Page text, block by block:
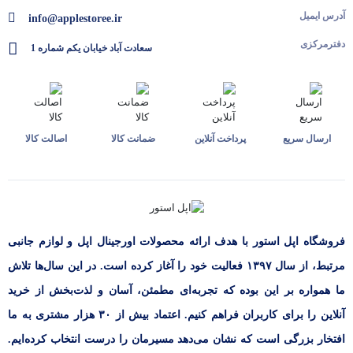
آدرس ایمیل
دفترمرکزی
info@applestoree.ir
سعادت آباد خیابان یکم شماره 1
ارسال سریع پرداخت آنلاین ضمانت کالا اصالت کالا
فروشگاه اپل استور با هدف ارائه‌ محصولات اورجینال اپل و لوازم جانبی
مرتبط، از سال ۱۳۹۷ فعالیت خود را آغاز کرده است. در این سال‌ها تلاش
ما همواره بر این بوده که تجربه‌ای مطمئن، آسان و لذت‌بخش از خرید
آنلاین را برای کاربران فراهم کنیم. اعتماد بیش از ۳۰ هزار مشتری به ما
افتخار بزرگی است که نشان می‌دهد مسیرمان را درست انتخاب کرده‌ایم.